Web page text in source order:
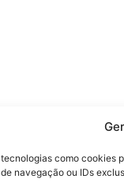
como
navegação ou IDs